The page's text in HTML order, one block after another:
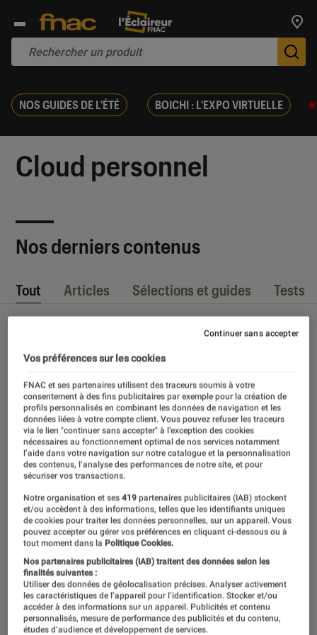
NOS GUIDES DE L'ÉTÉ BOICHI : L'EXPO VIRTUELLE
Cloud personnel
Nos derniers contenus
Tout Articles Sélections et guides Tests
Vos préférences sur les cookies
FNAC et ses partenaires utilisent des traceurs soumis à votre
consentement à des fins publicitaires par exemple pour la création de
profils personnalisés en combinant les données de navigation et les
données liées à votre compte client. Vous pouvez refuser les traceurs
via le lien "continuer sans accepter" à l’exception des cookies
nécessaires au fonctionnement optimal de nos services notamment
l’aide dans votre navigation sur notre catalogue et la personnalisation
des contenus, l’analyse des performances de notre site, et pour
sécuriser vos transactions.
Notre organisation et ses419 partenaires publicitaires (IAB) stockent
et/ou accèdent à des informations, telles que les identifiants uniques
de cookies pour traiter les données personnelles, sur un appareil. Vous
pouvez accepter ou gérer vos préférences en cliquant ci-dessous ou à
tout moment dans la Politique Cookies.
Nos partenaires publicitaires (IAB) traitent des données selon les
finalités suivantes :
Utiliser des données de géolocalisation précises. Analyser activement
les caractéristiques de l’appareil pour l’identification. Stocker et/ou
accéder à des informations sur un appareil. Publicités et contenu
personnalisés, mesure de performance des publicités et du contenu,
études d’audience et développement de services.
Continuer sans accepter